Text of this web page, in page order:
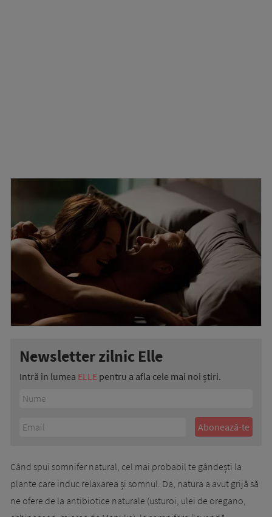
Newsletter zilnic Elle
Intră în lumea ELLE pentru a afla cele mai noi știri.
Când spui somnifer natural, cel mai probabil te gândești la
plante care induc relaxarea și somnul. Da, natura a avut grijă să
ne ofere de la antibiotice naturale (usturoi, ulei de oregano,